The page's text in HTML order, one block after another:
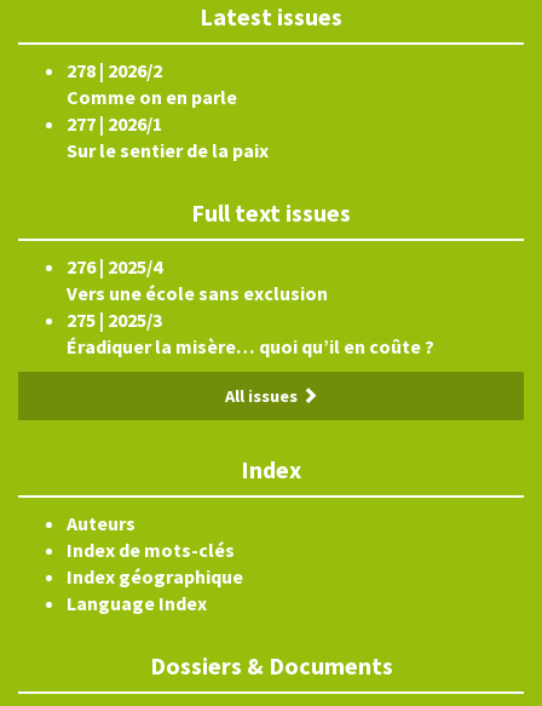
Latest issues
278 | 2026/2
Comme on en parle
277 | 2026/1
Sur le sentier de la paix
Full text issues
276 | 2025/4
Vers une école sans exclusion
275 | 2025/3
Éradiquer la misère… quoi qu’il en coûte ?
All issues
Index
Auteurs
Index de mots-clés
Index géographique
Language Index
Dossiers & Documents